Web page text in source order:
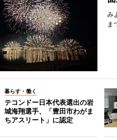
み
ま
暮らす・働く
テコンドー日本代表選出の岩
城海翔選手、「豊田市わがま
ちアスリート」に認定